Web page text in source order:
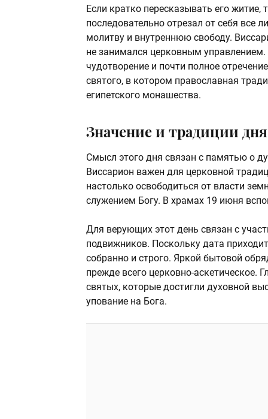
Если кратко пересказывать его житие,
последовательно отрезал от себя все
молитву и внутреннюю свободу.
не занимался церковным
чудотворение и почти полное
святого, в котором православная
египетского монашества.
Значение и традиции дня
Смысл этого дня связан с памятью о
Виссарион важен для церковной
настолько освободиться от власти
служением Богу. В храмах 19 июня
Для верующих этот день связан с
подвижников. Поскольку дата
собранно и строго. Яркой бытовой
прежде всего церковно-
святых, которые достигли духовной
упование на Бога.